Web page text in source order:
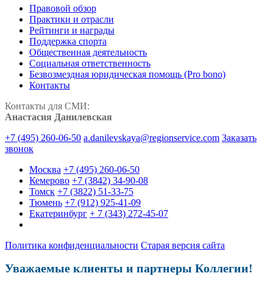
Правовой обзор
Практики и отрасли
Рейтинги и награды
Поддержка спорта
Общественная деятельность
Социальная ответственность
Безвозмездная юридическая помощь (Pro bono)
Контакты
Контакты для СМИ:
Анастасия Данилевская
+7 (495) 260-06-50 a.danilevskaya@regionservice.com Заказать
звонок
Москва +7 (495) 260-06-50
Кемерово +7 (3842) 34-90-08
Томск +7 (3822) 51-33-75
Тюмень +7 (912) 925-41-09
Екатеринбург + 7 (343) 272-45-07
Политика конфиденциальности Старая версия сайта
Уважаемые клиенты и партнеры Коллегии!